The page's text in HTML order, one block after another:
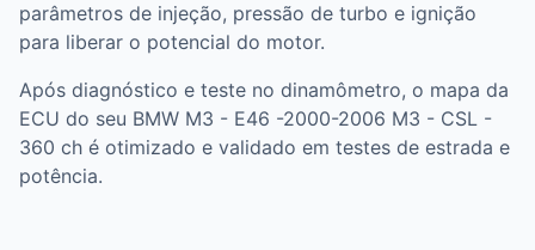
parâmetros de injeção, pressão de turbo e ignição
para liberar o potencial do motor.
Após diagnóstico e teste no dinamômetro, o mapa da
ECU do seu BMW M3 - E46 -2000-2006 M3 - CSL -
360 ch é otimizado e validado em testes de estrada e
potência.